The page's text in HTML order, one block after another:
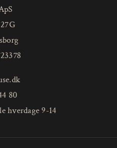
80
hverdage 9-14